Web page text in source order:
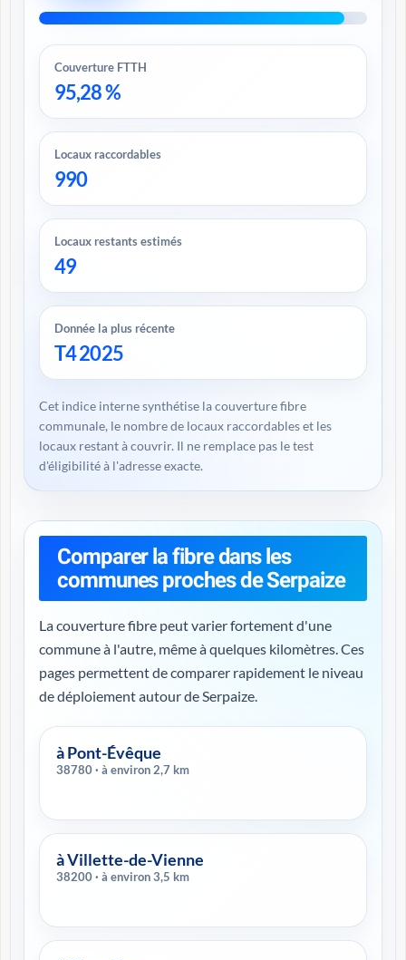
Couverture FTTH
95,28 %
Locaux raccordables
990
Locaux restants estimés
49
Donnée la plus récente
T4 2025
Cet indice interne synthétise la couverture fibre
communale, le nombre de locaux raccordables et les
locaux restant à couvrir. Il ne remplace pas le test
d'éligibilité à l'adresse exacte.
Comparer la fibre dans les
communes proches de Serpaize
La couverture fibre peut varier fortement d'une
commune à l'autre, même à quelques kilomètres. Ces
pages permettent de comparer rapidement le niveau
de déploiement autour de Serpaize.
à Pont-Évêque
38780 · à environ 2,7 km
à Villette-de-Vienne
38200 · à environ 3,5 km